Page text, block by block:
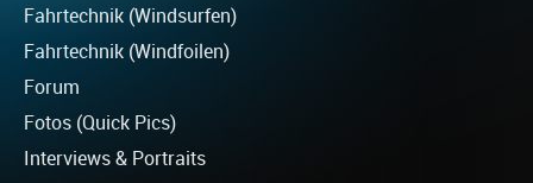
Fahrtechnik (Windsurfen)
Fahrtechnik (Windfoilen)
Forum
Fotos (Quick Pics)
Interviews & Portraits